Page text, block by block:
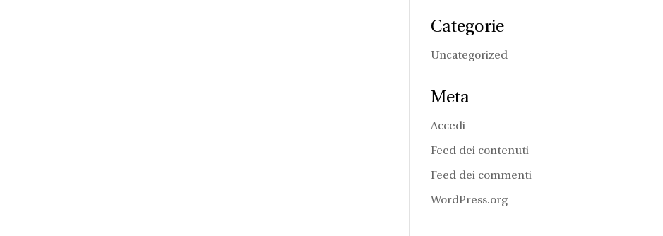
Categorie
Uncategorized
Meta
Accedi
Feed dei contenuti
Feed dei commenti
WordPress.org